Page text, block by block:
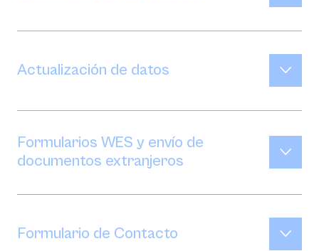
Actualización de datos
Formularios WES y envío de
documentos extranjeros
Formulario de Contacto